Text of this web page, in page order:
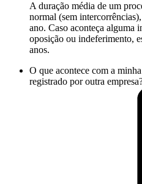
A duração média de um
normal (sem
ano. Caso aconteça alguma
oposição ou indeferimento,
anos.
O que acontece com a
registrado por outra